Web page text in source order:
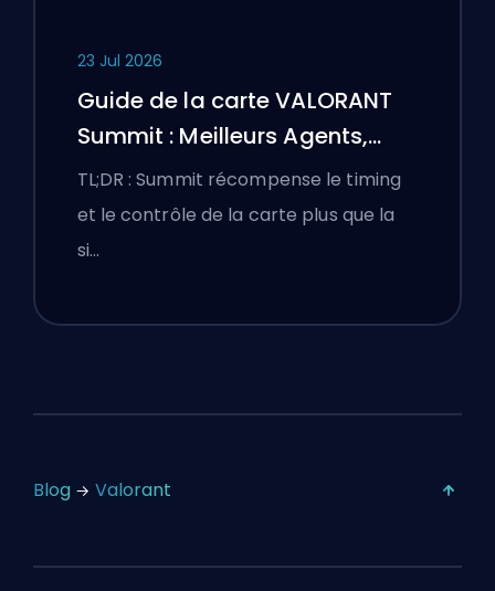
23 Jul 2026
Guide de la carte VALORANT
Summit : Meilleurs Agents,
Callouts et Fumigènes
TL;DR : Summit récompense le timing
et le contrôle de la carte plus que la
si…
Blog Valorant